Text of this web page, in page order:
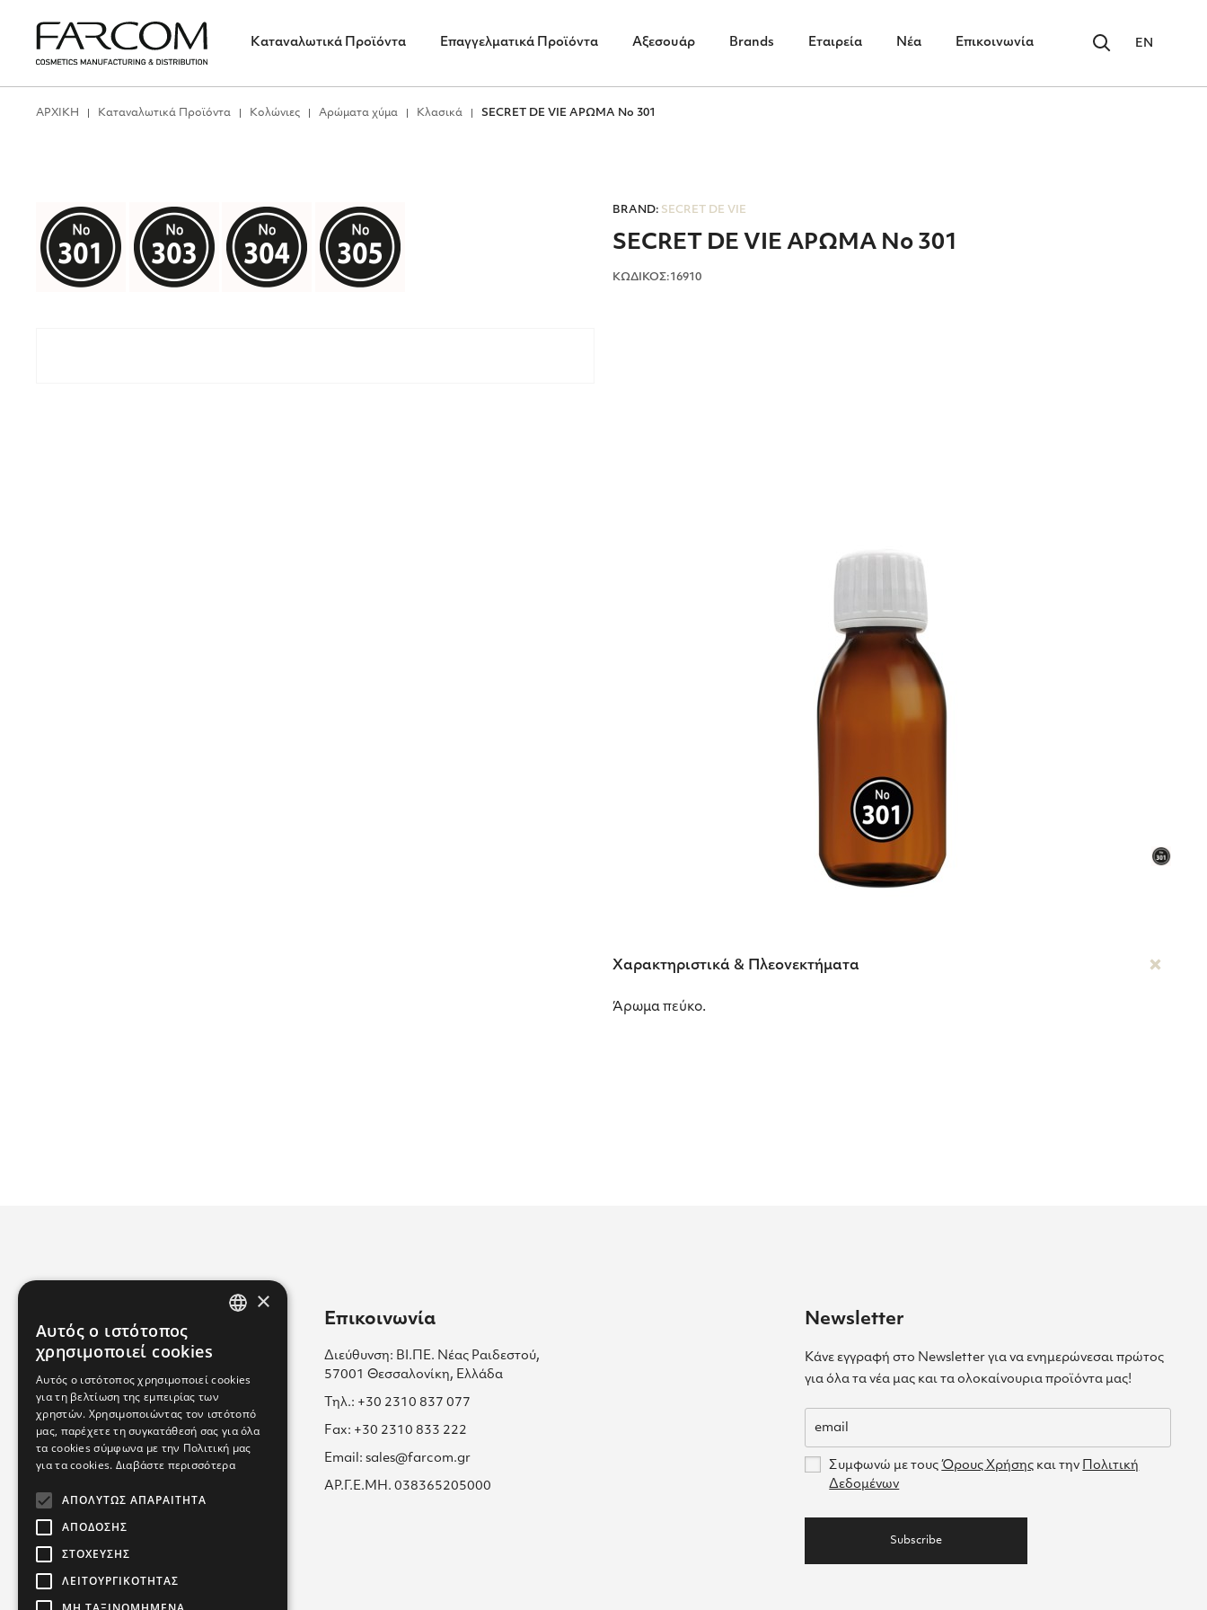
Καταναλωτικά Προϊόντα Επαγγελματικά Προϊόντα Αξεσουάρ Brands Εταιρεία Νέα Επικοινωνία EN
ΑΡΧΙΚΗ Καταναλωτικά Προϊόντα Κολώνιες Αρώματα χύμα Κλασικά SECRET DE VIE ΑΡΩΜΑ No 301
BRAND: SECRET DE VIE
SECRET DE VIE ΑΡΩΜΑ No 301
ΚΩΔΙΚΟΣ:16910
Χαρακτηριστικά & Πλεονεκτήματα
Άρωμα πεύκο.
Χρήσιμοι Σύνδεσμοι
Επικοινωνία
Πολιτική Cookies
Καριέρα μαζί μας
Όροι Χρήσης
Πολιτική Απορρήτου
Επικοινωνία
Διεύθυνση: ΒΙ.ΠΕ. Νέας Ραιδεστού,
57001 Θεσσαλονίκη, Ελλάδα
Τηλ.: +30 2310 837 077
Fax: +30 2310 833 222
Email: sales@farcom.gr
ΑΡ.Γ.Ε.ΜΗ. 038365205000
Newsletter
Κάνε εγγραφή στο Newsletter για να ενημερώνεσαι πρώτος
για όλα τα νέα μας και τα ολοκαίνουρια προϊόντα μας!
Συμφωνώ με τουςΌρους Χρήσης και την Πολιτική
Δεδομένων
Subscribe
×
Αυτός ο ιστότοπος
χρησιμοποιεί cookies
Αυτός ο ιστότοπος χρησιμοποιεί cookies
για τη βελτίωση της εμπειρίας των
χρηστών. Χρησιμοποιώντας τον ιστότοπό
μας, παρέχετε τη συγκατάθεσή σας για όλα
τα cookies σύμφωνα με την Πολιτική μας
για τα cookies. Διαβάστε περισσότερα
ΑΠΟΛΎΤΩΣ ΑΠΑΡΑΊΤΗΤΑ
ΑΠΌΔΟΣΗΣ
ΣΤΌΧΕΥΣΗΣ
ΛΕΙΤΟΥΡΓΙΚΌΤΗΤΑΣ